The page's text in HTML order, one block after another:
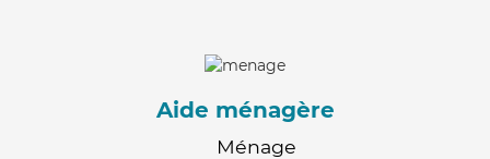
Aide ménagère
Ménage